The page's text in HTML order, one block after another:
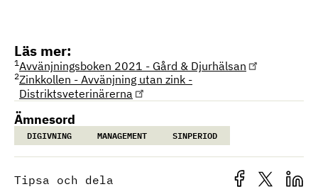
Läs mer:
1Avvänjningsboken 2021 - Gård & Djurhälsan
2Zinkkollen - Avvänjning utan zink -
Distriktsveterinärerna
Ämnesord
DIGIVNING MANAGEMENT SINPERIOD
Tipsa och dela